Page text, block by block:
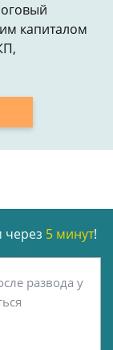
капиталом
через 5 минут!